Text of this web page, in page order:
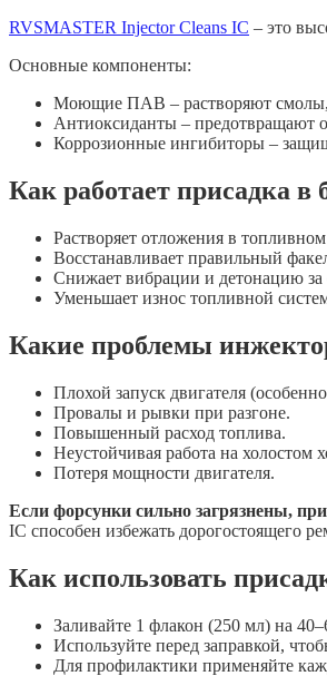
RVSMASTER Injector Cleans IC – это
Основные компоненты:
Моющие ПАВ – растворяют смолы,
Антиоксиданты – предотвращают
Коррозионные ингибиторы –
Как работает присадка
Растворяет отложения в
Восстанавливает правильный
Снижает вибрации и детонацию за
Уменьшает износ топливной
Какие проблемы
Плохой запуск двигателя
Провалы и рывки при разгоне.
Повышенный расход топлива.
Неустойчивая работа на холостом
Потеря мощности двигателя.
Если форсунки сильно загрязнены,
IC способен избежать дорогостоящего
Как использовать
Заливайте 1 флакон (250 мл) на
Используйте перед заправкой,
Для профилактики применяйте